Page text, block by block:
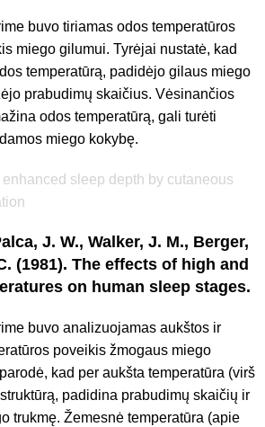
buvo tiriamas odos temperatūros
miego gilumui. Tyrėjai nustatė, kad
temperatūrą, padidėjo gilaus miego
prabudimų skaičius. Vėsinančios
odos temperatūrą, gali turėti
miego kokybę.
sleep depth by cutaneous
J. W., Walker, J. M., Berger,
(1981). The effects of high and
on human sleep stages.
buvo analizuojamas aukštos ir
poveikis žmogaus miego
kad per aukšta temperatūra (virš
padidina prabudimų skaičių ir
trukmę. Žemesnė temperatūra (apie